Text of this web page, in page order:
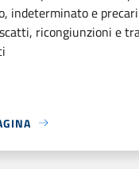
indeterminato e
ricongiunzioni e